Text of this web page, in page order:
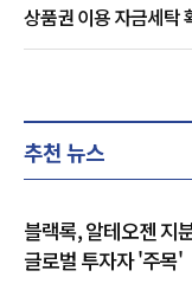
상품권 이용 자금세
추천 뉴스
블랙록, 알테오젠
글로벌 투자자 '주목'